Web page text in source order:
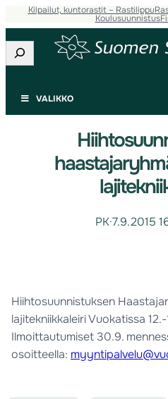
Kilpailut, kuntorastit – Rastilippu
Koulusuunnistus
Etsi
VALIKKO
PK·7.9.2015
Hiihtosuunnistuksen
lajitekniikkaleiri Vuokatissa
Ilmoittautumiset 30.9.
osoitteella: